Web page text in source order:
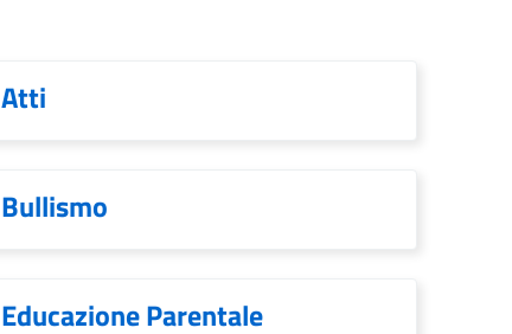
Atti
Bullismo
Educazione Parentale